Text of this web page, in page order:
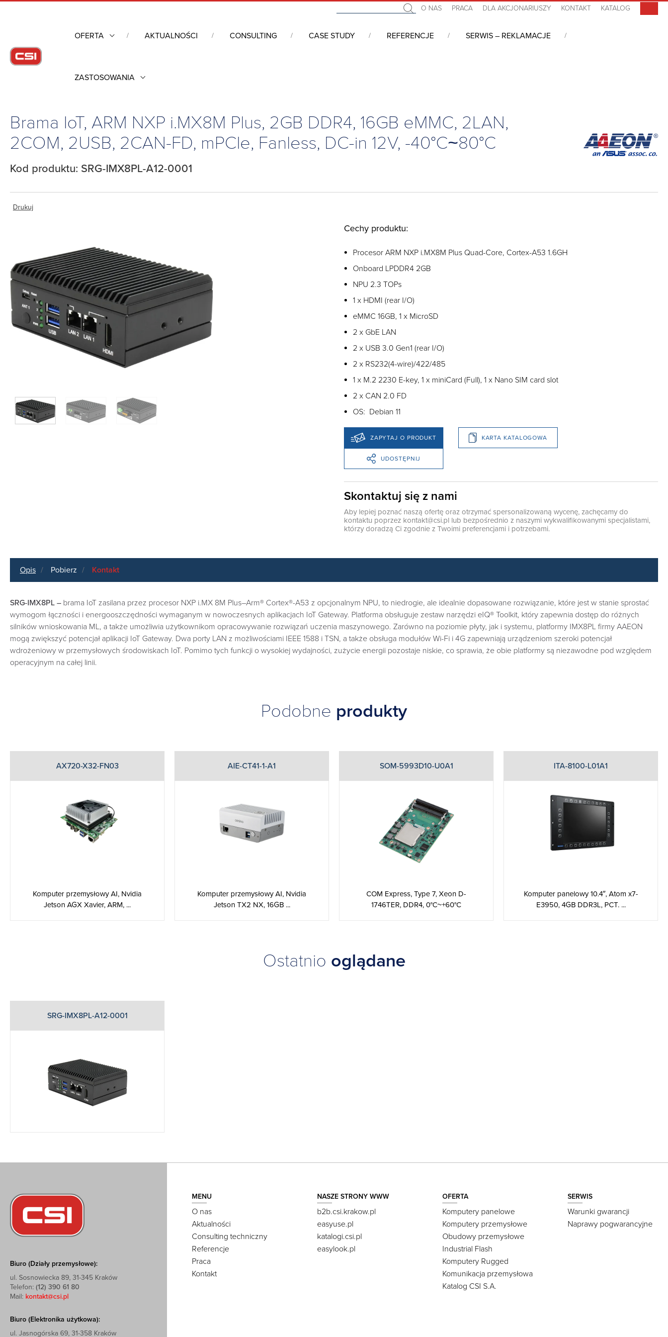
O NAS PRACA DLA AKCJONARIUSZY KONTAKT KATALOG
OFERTA AKTUALNOŚCI CONSULTING CASE STUDY REFERENCJE SERWIS – REKLAMACJE
ZASTOSOWANIA
Komputery przemysłowe
Brama IoT, ARM NXP i.MX8M Plus, 2GB DDR4, 16GB eMMC, 2LAN,
2COM, 2USB, 2CAN-FD, mPCIe, Fanless, DC-in 12V, -40°C~80°C
Kod produktu: SRG-IMX8PL-A12-0001
Drukuj
Cechy produktu:
Procesor ARM NXP i.MX8M Plus Quad-Core, Cortex-A53 1.6GH
Onboard LPDDR4 2GB
NPU 2.3 TOPs
1 x HDMI (rear I/O)
eMMC 16GB, 1 x MicroSD
2 x GbE LAN
2 x USB 3.0 Gen1 (rear I/O)
2 x RS232(4-wire)/422/485
1 x M.2 2230 E-key, 1 x miniCard (Full), 1 x Nano SIM card slot
2 x CAN 2.0 FD
OS: Debian 11
ZAPYTAJ O PRODUKT KARTA KATALOGOWA
UDOSTĘPNIJ
Skontaktuj się z nami
Aby lepiej poznać naszą ofertę oraz otrzymać spersonalizowaną wycenę, zachęcamy do
kontaktu poprzez kontakt@csi.pl lub bezpośrednio z naszymi wykwalifikowanymi specjalistami,
którzy doradzą Ci zgodnie z Twoimi preferencjami i potrzebami.
Opis Pobierz Kontakt
SRG-IMX8PL – brama IoT zasilana przez procesor NXP i.MX 8M Plus–Arm® Cortex®-A53 z opcjonalnym NPU, to niedrogie, ale idealnie dopasowane rozwiązanie, które jest w stanie sprostać
wymogom łączności i energooszczędności wymaganym w nowoczesnych aplikacjach IoT Gateway. Platforma obsługuje zestaw narzędzi eIQ® Toolkit, który zapewnia dostęp do różnych
silników wnioskowania ML, a także umożliwia użytkownikom opracowywanie rozwiązań uczenia maszynowego. Zarówno na poziomie płyty, jak i systemu, platformy IMX8PL firmy AAEON
mogą zwiększyć potencjał aplikacji IoT Gateway. Dwa porty LAN z możliwościami IEEE 1588 i TSN, a także obsługa modułów Wi-Fi i 4G zapewniają urządzeniom szeroki potencjał
wdrożeniowy w przemysłowych środowiskach IoT. Pomimo tych funkcji o wysokiej wydajności, zużycie energii pozostaje niskie, co sprawia, że ​​obie platformy są niezawodne pod względem
operacyjnym na całej linii.
Podobne produkty
AX720-X32-FN03
Komputer przemysłowy AI, Nvidia
Jetson AGX Xavier, ARM, ...
AIE-CT41-1-A1
Komputer przemysłowy AI, Nvidia
Jetson TX2 NX, 16GB ...
SOM-5993D10-U0A1
COM Express, Type 7, Xeon D-
1746TER, DDR4, 0°C~+60°C
ITA-8100-L01A1
Komputer panelowy 10.4″, Atom x7-
E3950, 4GB DDR3L, PCT. ...
Ostatnio oglądane
SRG-IMX8PL-A12-0001
Biuro (Działy przemysłowe):
ul. Sosnowiecka 89, 31-345 Kraków
Telefon: (12) 390 61 80
Mail: kontakt@csi.pl
Biuro (Elektronika użytkowa):
ul. Jasnogórska 69, 31-358 Kraków
MENU
O nas
Aktualności
Consulting techniczny
Referencje
Praca
Kontakt
NASZE STRONY WWW
b2b.csi.krakow.pl
easyuse.pl
katalogi.csi.pl
easylook.pl
OFERTA
Komputery panelowe
Komputery przemysłowe
Obudowy przemysłowe
Industrial Flash
Komputery Rugged
Komunikacja przemysłowa
Katalog CSI S.A.
SERWIS
Warunki gwarancji
Naprawy pogwarancyjne